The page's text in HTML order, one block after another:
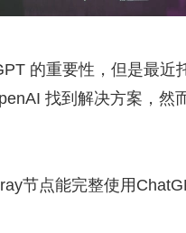
的重要性，但是最
找到解决方案，
节点能完整使用